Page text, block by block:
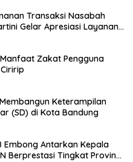
Transaksi Nasabah
Gelar Apresiasi Layanan
Zakat Pengguna
Keterampilan
(SD) di Kota Bandung
Embong Antarkan Kepala
Berprestasi Tingkat Provinsi